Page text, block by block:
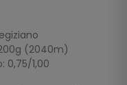
(2040m)
0,75/1,00